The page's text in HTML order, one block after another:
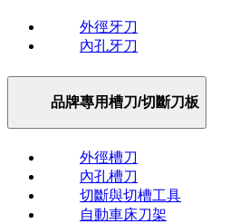
外徑牙刀
內孔牙刀
品牌專用槽刀/切斷刀板
外徑槽刀
內孔槽刀
切斷與切槽工具
自動車床刀架